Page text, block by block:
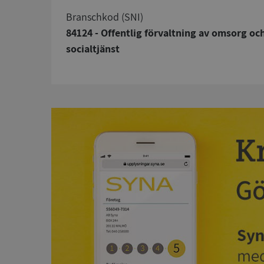
branschkod (SNI)
84124 - Offentlig förvaltning av omsorg
socialtjänst